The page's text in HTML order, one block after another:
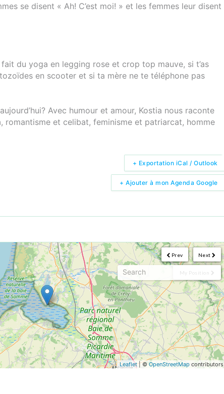
se disent « Ah! C’est moi! » et les femmes leur disent
fait du yoga en legging rose et crop top mauve, si t’as
en scooter et si ta mère ne te téléphone pas
Avec humour et amour, Kostia nous raconte
romantisme et celibat, feminisme et patriarcat, homme
+ Ajouter à mon Agenda Google
+ Exportation iCal / Outlook
Next
Prev
My Position
Leaflet| © OpenStreetMap contributors